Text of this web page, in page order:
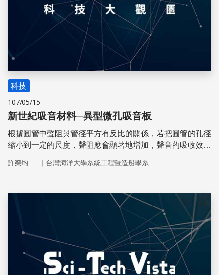
科技
107/05/15
新世紀吸音材料─異型微孔吸音板
根據圓管中聲阻與管徑平方有反比的關係，若把圓管的孔徑
縮小到一定的尺度，聲阻應會顯著地增加，聲音的吸收效果
許榮均 ｜ 台灣海洋大學系統工程暨造船學系
儲存